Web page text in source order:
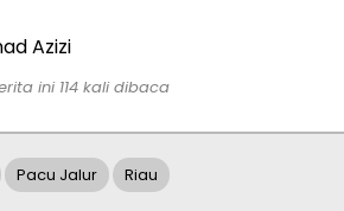
Azizi
ini 114 kali dibaca
Pacu Jalur Riau